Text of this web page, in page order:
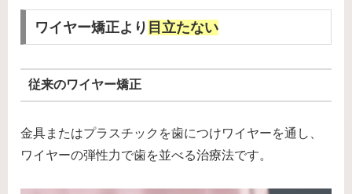
ワイヤー矯正より 目立たない
従来のワイヤー矯正
金具またはプラスチックを歯につけワイヤーを通し、
ワイヤーの弾性力で歯を並べる治療法です。